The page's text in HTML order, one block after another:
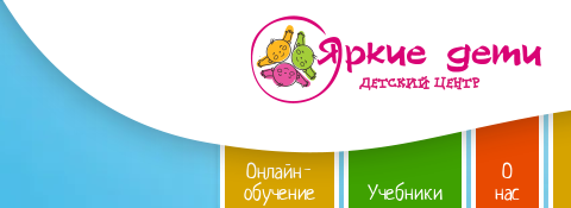
Онлайн-
обучение Учебники
О
нас